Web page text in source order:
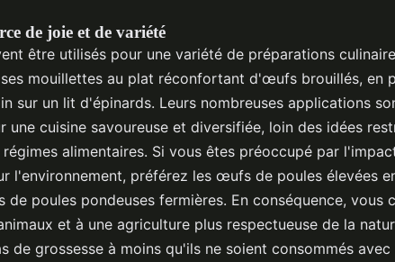
de joie et de variété
être utilisés pour une variété de préparations
mouillettes au plat réconfortant d'œufs brouillés, en
sur un lit d'épinards. Leurs nombreuses applications
une cuisine savoureuse et diversifiée, loin des idées
alimentaires. Si vous êtes préoccupé par
l'environnement, préférez les œufs de poules élevées
de poules pondeuses fermières. En conséquence, vous
et à une agriculture plus respectueuse de la
de grossesse à moins qu'ils ne soient consommés